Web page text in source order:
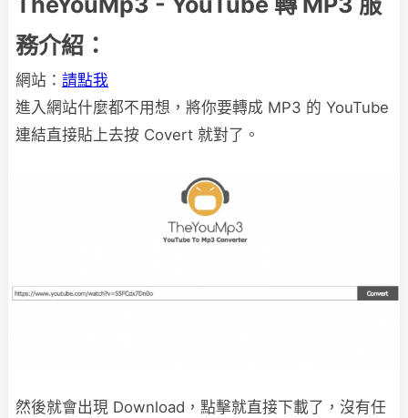
務介紹：
網站： 請點我
進入網站什麼都不用想，將你要轉成 MP3 的 YouTube
連結直接貼上去按 Covert 就對了。
然後就會出現 Download，點擊就直接下載了，沒有任